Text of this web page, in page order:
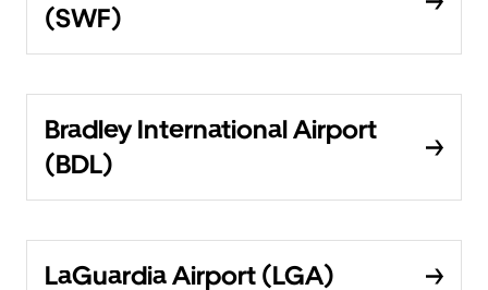
(SWF)
Bradley International Airport
(BDL)
LaGuardia Airport (LGA)